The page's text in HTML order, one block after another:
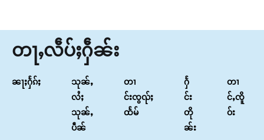
တႃႇလဵပ်ႈႁဵၼ်း
ၼႃႈႁႅၵ်ႈ
သုၼ်ႇ
လႆႈ
သုၼ်ႇ
ပဵၼ်
တၢ
င်းၸွၺ်ႈ
ထႅမ်
ႁႅ
င်း
တို
ၼ်း
တၢ
င်ႇၸိူ
ဝ်း